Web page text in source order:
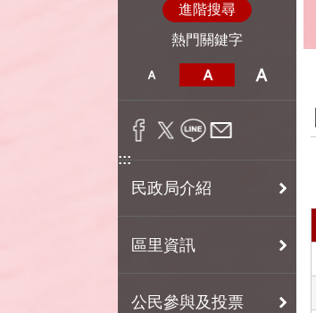
進階搜尋
熱門關鍵字
:::
民政局介紹
區里資訊
公民參與及投票